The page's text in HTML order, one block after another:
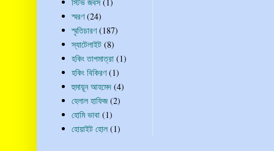
স্মরণ (24)
স্মৃতিচারণ (187)
স্যাটেলাইট (8)
হকিং তাপমাত্রা (1)
হকিং বিকিরণ (1)
হুমায়ূন আহমেদ (4)
হেলাল হাফিজ (2)
হোমি ভাবা (1)
হোয়াইট হোল (1)